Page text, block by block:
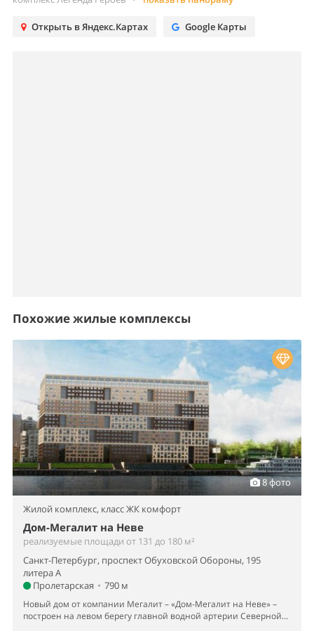
Открыть в Яндекс.Картах Google Карты
Похожие жилые комплексы
8 фото
Жилой комплекс, класс ЖК комфорт
Дом-Мегалит на Неве
реализуемые площади от 131 до 180 м²
Санкт-Петербург, проспект Обуховской Обороны, 195
литера А
Пролетарская • 790 м
Новый дом от компании Мегалит – «Дом-Мегалит на Неве» –
построен на левом берегу главной водной артерии Северной...